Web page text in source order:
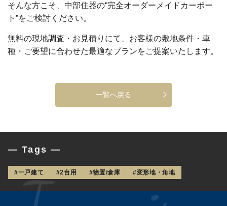
そんな方こそ、中部住器の“完全オーダーメイドカーポー
ト”をご検討ください。
無料の現地調査・お見積りにて、お客様の敷地条件・車
種・ご要望に合わせた最適なプランをご提案いたします。
一覧へ戻る
— Tags —
#一戸建て #2台用 #物置/倉庫 #変形地・角地